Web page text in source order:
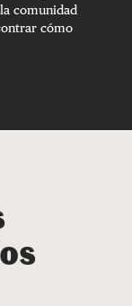
comunidad
cómo